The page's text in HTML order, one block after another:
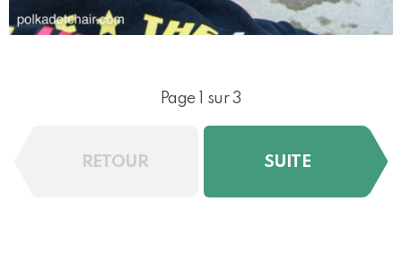
Page 1 sur 3
RETOUR SUITE